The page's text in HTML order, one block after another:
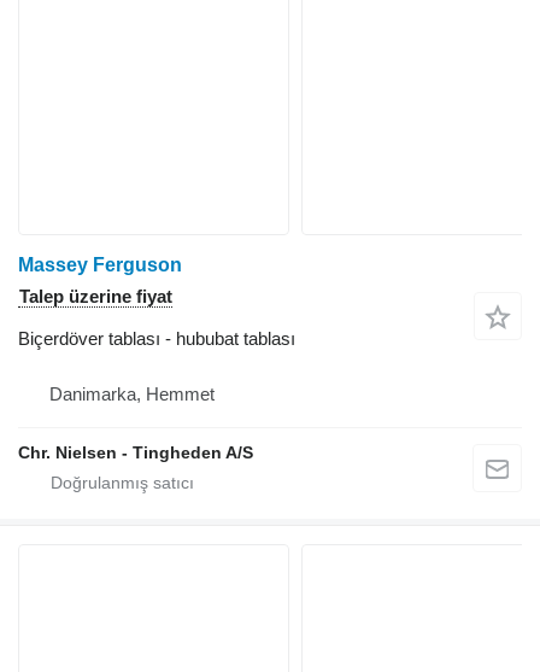
Massey Ferguson
Talep üzerine fiyat
Biçerdöver tablası - hububat tablası
Danimarka, Hemmet
Chr. Nielsen - Tingheden A/S